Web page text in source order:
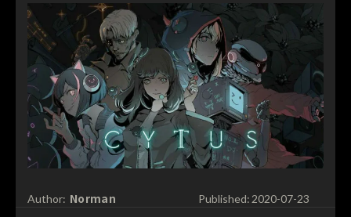
Author: Norman Published:2020-07-23